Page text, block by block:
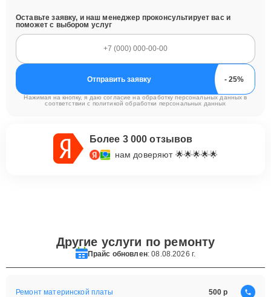
Оставьте заявку, и наш менеджер проконсультирует вас и
поможет с выбором услуг
Отправить заявку
Нажимая на кнопку, я даю согласие на обработку персональных данных в
соответствии с политикой обработки персональных данных
Более 3 000 отзывов
нам доверяют 🌟🌟🌟🌟🌟
Другие услуги по ремонту
Прайс обновлен: 08.08.2026 г.
Ремонт материнской платы 500